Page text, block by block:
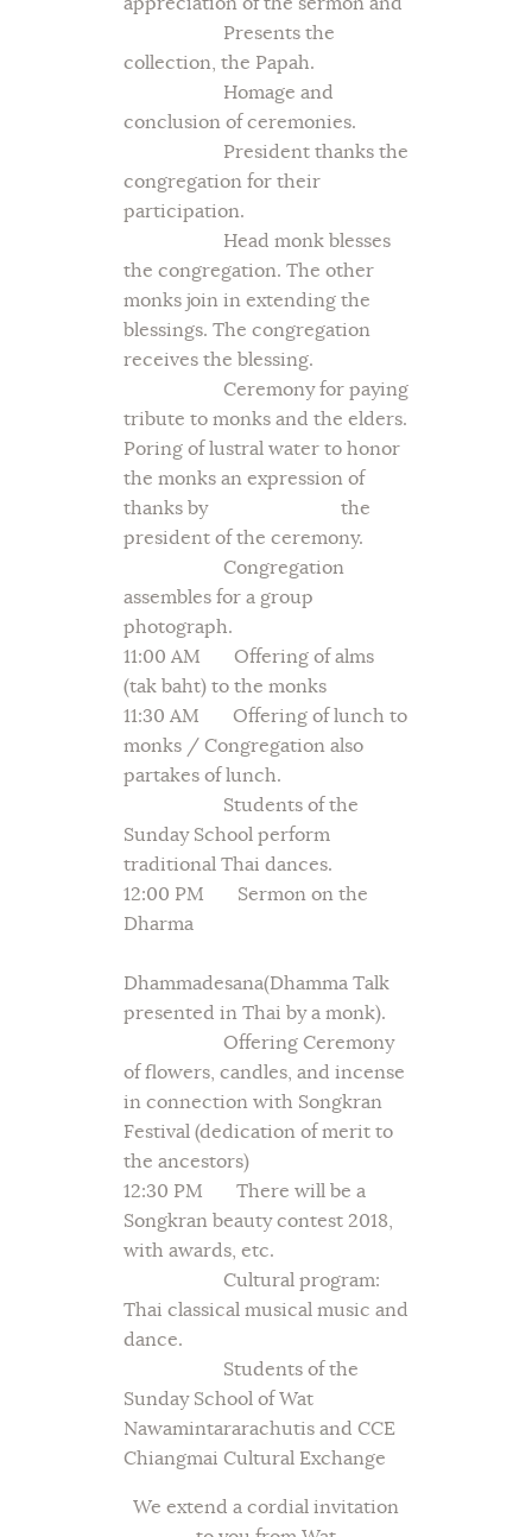
appreciation of the sermon and
Presents the
collection, the Papah.
Homage and
conclusion of ceremonies.
President thanks the
congregation for their
participation.
Head monk blesses
the congregation. The other
monks join in extending the
blessings. The congregation
receives the blessing.
Ceremony for paying
tribute to monks and the elders.
Poring of lustral water to honor
the monks an expression of
thanks by the
president of the ceremony.
Congregation
assembles for a group
photograph.
11:00 AM Offering of alms
(tak baht) to the monks
11:30 AM Offering of lunch to
monks / Congregation also
partakes of lunch.
Students of the
Sunday School perform
traditional Thai dances.
12:00 PM Sermon on the
Dharma
Dhammadesana(Dhamma Talk
presented in Thai by a monk).
Offering Ceremony
of flowers, candles, and incense
in connection with Songkran
Festival (dedication of merit to
the ancestors)
12:30 PM There will be a
Songkran beauty contest 2018,
with awards, etc.
Cultural program:
Thai classical musical music and
dance.
Students of the
Sunday School of Wat
Nawamintararachutis and CCE
Chiangmai Cultural Exchange
We extend a cordial invitation